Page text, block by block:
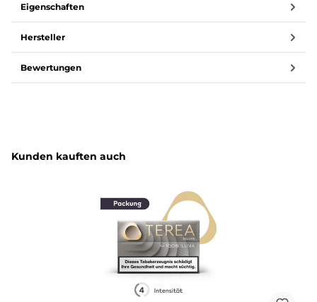
Eigenschaften
Hersteller
Bewertungen
Produktgalerie überspringen
Kunden kauften auch